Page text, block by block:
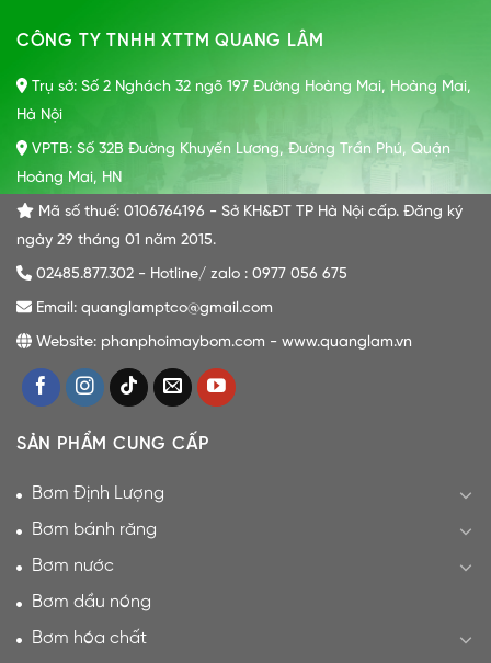
CÔNG TY TNHH XTTM QUANG LÂM
Trụ sở: Số 2 Nghách 32 ngõ 197 Đường Hoàng Mai, Hoàng Mai,
Hà Nội
VPTB: Số 32B Đường Khuyến Lương, Đường Trần Phú, Quận
Hoàng Mai, HN
Mã số thuế: 0106764196 - Sở KH&ĐT TP Hà Nội cấp. Đăng ký
ngày 29 tháng 01 năm 2015.
02485.877.302 - Hotline/ zalo : 0977 056 675
Email: quanglamptco@gmail.com
Website: phanphoimaybom.com - www.quanglam.vn
SẢN PHẨM CUNG CẤP
Bơm Định Lượng
Bơm bánh răng
Bơm nước
Bơm dầu nóng
Bơm hóa chất